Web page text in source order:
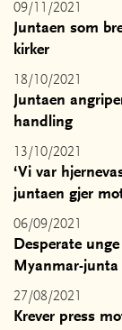
09/11/2021
Juntaen som
kirker
18/10/2021
Juntaen
handling
13/10/2021
‘Vi var
juntaen gjer
06/09/2021
Desperate
Myanmar-junta
27/08/2021
Krever press